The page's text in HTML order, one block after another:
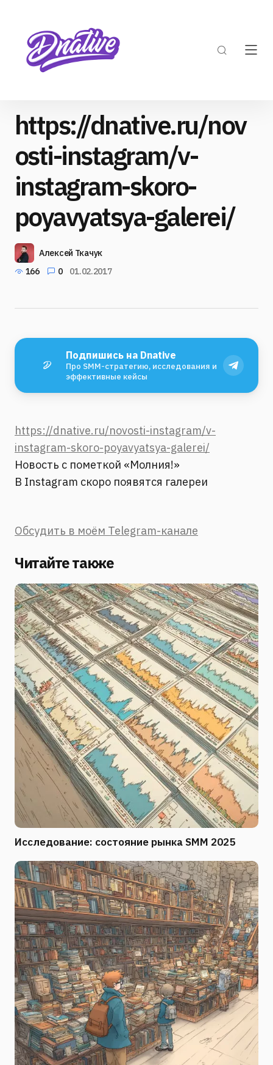
https://dnative.ru/nov
osti-instagram/v-
instagram-skoro-
poyavyatsya-galerei/
Алексей Ткачук
166
0 01.02.2017
Подпишись на Dnative
Про SMM-стратегию, исследования и
эффективные кейсы
https://dnative.ru/novosti-instagram/v-
instagram-skoro-poyavyatsya-galerei/
Новость с пометкой «Молния!»
В Instagram скоро появятся галереи
Обсудить в моём Telegram-канале
Читайте также
Исследование: состояние рынка SMM 2025